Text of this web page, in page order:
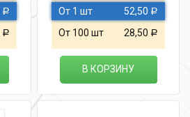
Р
Р
От 1 шт 52,50 Р
От 100 шт 28,50 Р
В КОРЗИНУ